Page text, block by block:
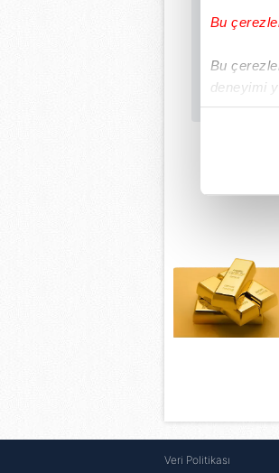
Bu
Bu
deneyimi
içerikleri
Her
reklam/
Çerezlere
Veri Politikası